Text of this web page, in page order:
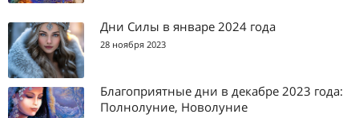
Дни Силы в январе 2024 года
28 ноября 2023
Благоприятные дни в декабре 2023 года:
Полнолуние, Новолуние